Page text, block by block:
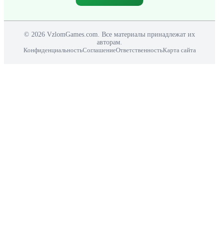
© 2026 VzlomGames.com. Все материалы принадлежат их
авторам.
КонфиденциальностьСоглашениеОтветственностьКарта сайта